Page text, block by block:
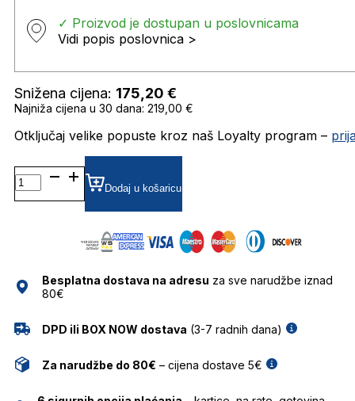
✓ Proizvod je dostupan u poslovnicama
Vidi popis poslovnica >
Snižena cijena: 175,20 €
Najniža cijena u 30 dana: 219,00 €
Otključaj velike popuste kroz naš Loyalty program –
0RB3447
GRADIJENT SUNČANE
NAOČALE
Dodaj u košaricu
Besplatna dostava na adresu za sve narudžbe iznad
80€
DPD ili BOX NOW dostava (3-7 radnih dana)
Za narudžbe do 80€ – cijena dostave 5€